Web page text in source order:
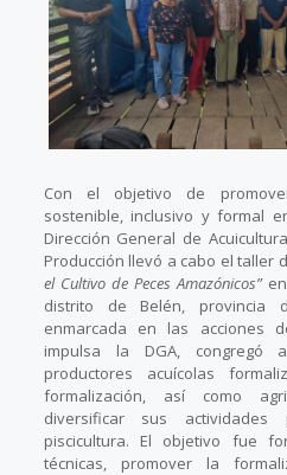
Con el objetivo de
sostenible, inclusivo y formal
Dirección General de
Producción llevó a cabo el taller
el Cultivo de Peces Amazónicos”en
distrito de Belén, provincia
enmarcada en las acciones
impulsa la DGA, congregó
productores acuícolas
formalización, así como
diversificar sus actividades
piscicultura. El objetivo fue
técnicas, promover la